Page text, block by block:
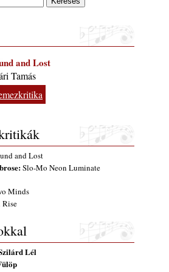
01.
jazz – megjelent a Daveform
Rosenwinkel közös
előfutára, a Sharknado
rész: Vörös László +
Eszter + Vörös Bence
— 11. rész: Horváth
ALBUMS 2026 - 134. rész
alakjai - 79. rész:
and Lost
Tamás
and Lost
Slo-Mo Neon Luminate
Minds
Lél